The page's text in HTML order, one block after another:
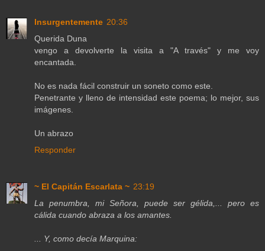
Insurgentemente 20:36
Querida Duna
vengo a devolverte la visita a "A través" y me voy
encantada.
No es nada fácil construir un soneto como este.
Penetrante y lleno de intensidad este poema; lo mejor, sus
imágenes.
Un abrazo
Responder
~ El Capitán Escarlata ~ 23:19
La penumbra, mi Señora, puede ser gélida,... pero es
cálida cuando abraza a los amantes.
... Y, como decía Marquina: